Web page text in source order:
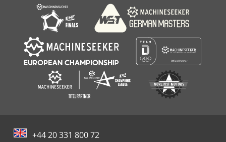
+44 20 331 800 72